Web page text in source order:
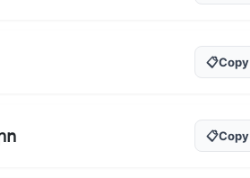
📋Copy
📋Copy